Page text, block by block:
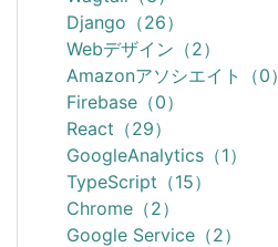
Django（26）
Webデザイン（2）
Amazonアソシエイト（0）
Firebase（0）
React（29）
GoogleAnalytics（1）
TypeScript（15）
Chrome（2）
Google Service（2）